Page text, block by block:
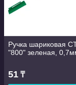
Ручка шариковая
"800" зеленая,
51 ₸